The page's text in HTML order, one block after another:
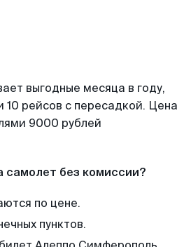
выгодные месяца в году,
рейсов с пересадкой. Цена
9000 рублей
самолет без комиссии?
по цене.
пунктов.